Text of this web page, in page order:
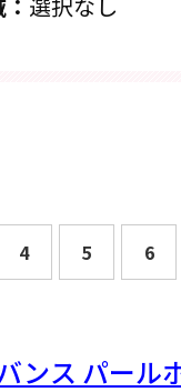
4 5 6
ンス パール